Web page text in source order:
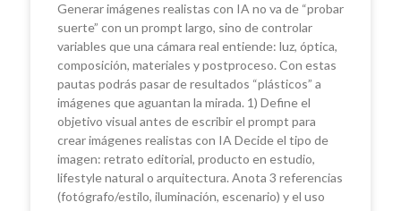
Generar imágenes realistas con IA no va de “probar
suerte” con un prompt largo, sino de controlar
variables que una cámara real entiende: luz, óptica,
composición, materiales y postproceso. Con estas
pautas podrás pasar de resultados “plásticos” a
imágenes que aguantan la mirada. 1) Define el
objetivo visual antes de escribir el prompt para
crear imágenes realistas con IA Decide el tipo de
imagen: retrato editorial, producto en estudio,
lifestyle natural o arquitectura. Anota 3 referencias
(fotógrafo/estilo, iluminación, escenario) y el uso